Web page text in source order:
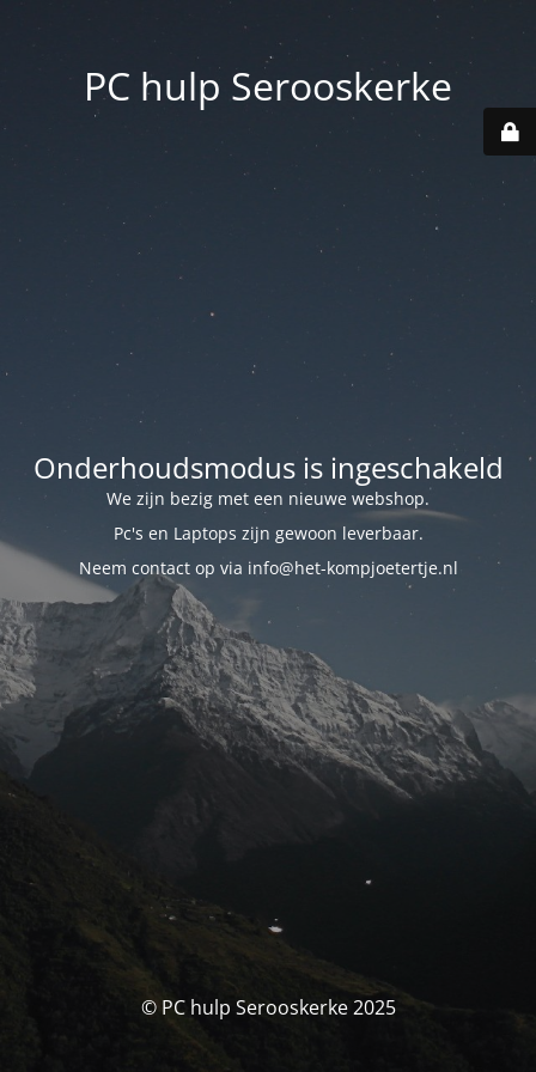
PC hulp Serooskerke
Onderhoudsmodus is ingeschakeld
We zijn bezig met een nieuwe webshop.
Pc's en Laptops zijn gewoon leverbaar.
Neem contact op via info@het-kompjoetertje.nl
© PC hulp Serooskerke 2025